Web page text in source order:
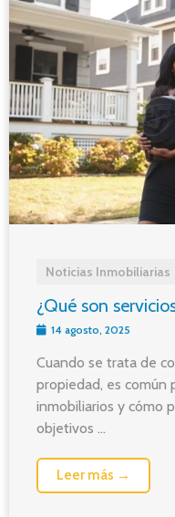
Noticias Inmobiliarias
¿Qué son
14 agosto, 2025
Cuando se trata de
propiedad, es común
inmobiliarios y cómo
objetivos ...
Leer más →